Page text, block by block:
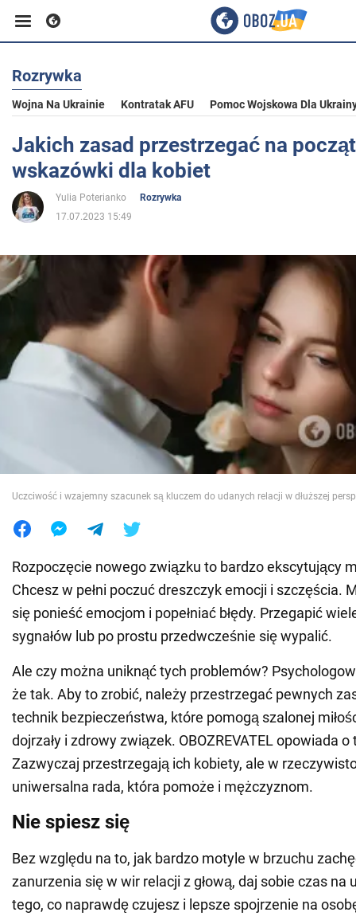
Biznes
Sport
Rozrywka
Polityka
Społeczeństwo
Wojna na Ukrainie
Jedzenie
Rozrywka
Wojna Na Ukrainie Kontratak AFU Pomoc Wojskowa Dla
Jakich zasad przestrzegać na
wskazówki dla kobiet
Yulia Poterianko
Rozrywka
17.07.2023 15:49
Uczciwość i wzajemny szacunek są kluczem do udanych relacji w dłuższej
Rozpoczęcie nowego związku to bardzo ekscytujący
Chcesz w pełni poczuć dreszczyk emocji i szczęścia.
się ponieść emocjom i popełniać błędy. Przegapić
sygnałów lub po prostu przedwcześnie się wypalić.
Ale czy można uniknąć tych problemów?
że tak. Aby to zrobić, należy przestrzegać pewnych
technik bezpieczeństwa, które pomogą szalonej
dojrzały i zdrowy związek. OBOZREVATEL opowiada
Zazwyczaj przestrzegają ich kobiety, ale w
uniwersalna rada, która pomoże i mężczyznom.
Nie spiesz się
Bez względu na to, jak bardzo motyle w brzuchu
zanurzenia się w wir relacji z głową, daj sobie czas na
tego, co naprawdę czujesz i lepsze spojrzenie na